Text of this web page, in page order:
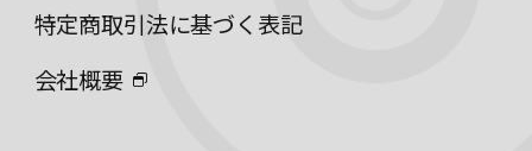
特定商取引法に基づく表記
会社概要